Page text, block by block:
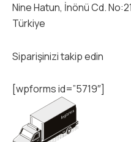
Nine Hatun, İnönü Cd.
Türkiye
Siparişinizi takip edin
[wpforms id=”5719″]